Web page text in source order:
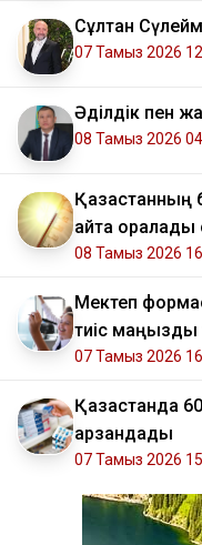
Сұлтан
07 Тамыз 2026
Әділдік пен
08 Тамыз 2026
Қазақстанның
қайта оралады
08 Тамыз 2026
Мектеп
тиіс маңызды
07 Тамыз 2026
Қазақстанда
арзандады
07 Тамыз 2026